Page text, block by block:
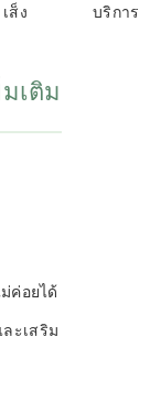
เส็ง
บริการ
เติม
ค่อยได้
ะเสริม